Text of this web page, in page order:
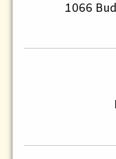
1066